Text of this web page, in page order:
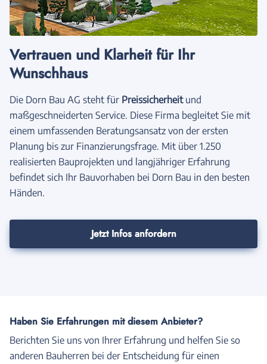
Vertrauen und Klarheit für Ihr
Wunschhaus
Die Dorn Bau AG steht für Preissicherheitund
maßgeschneiderten Service. Diese Firma begleitet Sie mit
einem umfassenden Beratungsansatz von der ersten
Planung bis zur Finanzierungsfrage. Mit über 1.250
realisierten Bauprojekten und langjähriger Erfahrung
befindet sich Ihr Bauvorhaben bei Dorn Bau in den besten
Händen.
Jetzt Infos anfordern
Haben Sie Erfahrungen mit diesem Anbieter?
Berichten Sie uns von Ihrer Erfahrung und helfen Sie so
anderen Bauherren bei der Entscheidung für einen